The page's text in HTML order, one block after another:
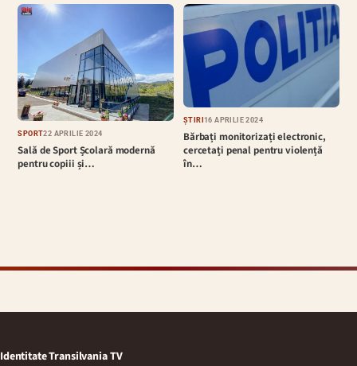
SPORT22 APRILIE 2024
Sală de Sport Școlară modernă
pentru copiii și…
ȘTIRI16 APRILIE 2024
Bărbați monitorizați electronic,
cercetați penal pentru violență
în…
Identitate Transilvania TV